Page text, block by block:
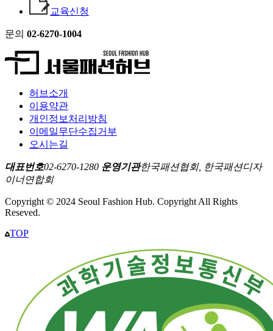
교육신청
문의 02-6270-1004
허브소개
이용약관
개인정보처리방침
이메일무단수집거부
오시는길
대표번호02-6270-1280 운영기관한국패션협회, 한국패션디자
이너연합회
Copyright © 2024 Seoul Fashion Hub. Copyright All Rights
Reseved.
TOP